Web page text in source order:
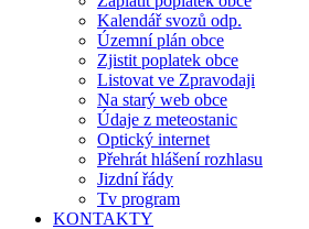
Kalendář svozů odp.
Územní plán obce
Zjistit poplatek obce
Listovat ve Zpravodaji
Na starý web obce
Údaje z meteostanic
Optický internet
Přehrát hlášení rozhlasu
Jizdní řády
Tv program
KONTAKTY